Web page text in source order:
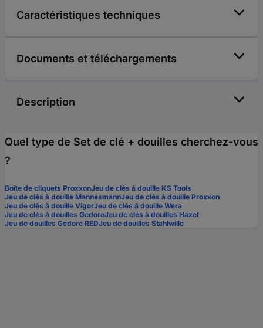
Caractéristiques techniques
Documents et téléchargements
Description
Quel type de Set de clé + douilles cherchez-vous
?
Boîte de cliquets ProxxonJeu de clés à douille KS Tools
Jeu de clés à douille MannesmannJeu de clés à douille Proxxon
Jeu de clés à douille VigorJeu de clés à douille Wera
Jeu de clés à douilles GedoreJeu de clés à douilles Hazet
Jeu de douilles Gedore REDJeu de douilles Stahlwille